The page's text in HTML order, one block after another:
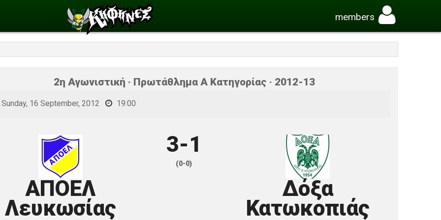
members
2η Αγωνιστική · Πρωτάθλημα Α Κατηγορίας · 2012-13
Sunday, 16 September, 2012 19:00
ΑΠΟΕΛ
Λευκωσίας
3-1
(0-0)
Δόξα
Κατωκοπιάς